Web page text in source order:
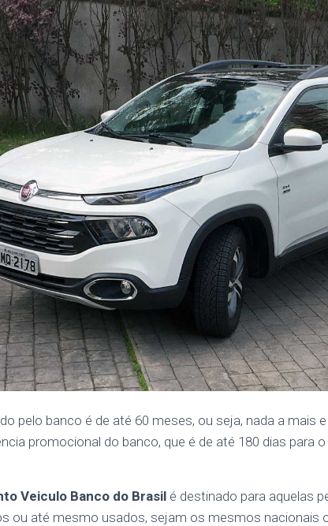
pelo banco é de até 60 meses, ou seja, nada a mais
promocional do banco, que é de até 180 dias para
Veiculo Banco do Brasil é destinado para aquelas
ou até mesmo usados, sejam os mesmos nacionais